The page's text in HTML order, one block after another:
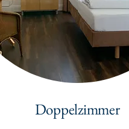
Doppelzimmer